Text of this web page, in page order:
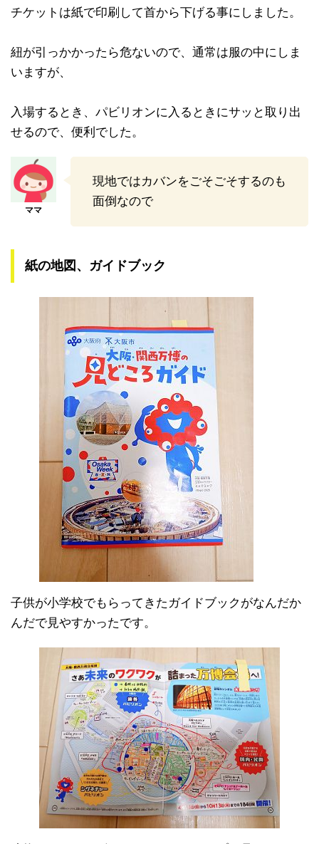
チケットは紙で印刷して首から下げる事にしました。
紐が引っかかったら危ないので、通常は服の中にしま
いますが、
入場するとき、パビリオンに入るときにサッと取り出
せるので、便利でした。
現地ではカバンをごそごそするのも
面倒なので
紙の地図、ガイドブック
子供が小学校でもらってきたガイドブックがなんだか
んだで見やすかったです。